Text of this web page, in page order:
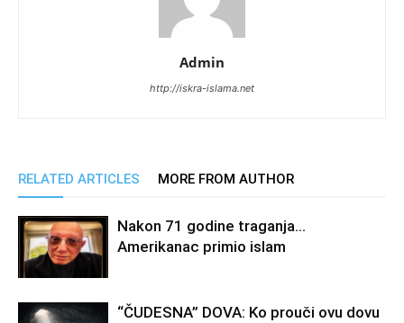
Admin
http://iskra-islama.net
RELATED ARTICLES MORE FROM AUTHOR
Nakon 71 godine traganja…
Amerikanac primio islam
“ČUDESNA” DOVA: Ko prouči ovu dovu